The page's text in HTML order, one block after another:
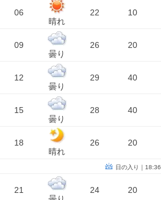
06
晴れ
22 10
09
曇り
26 20
12
曇り
29 40
15
曇り
28 40
18
晴れ
26 20
日の入り｜18:36
21
24 20